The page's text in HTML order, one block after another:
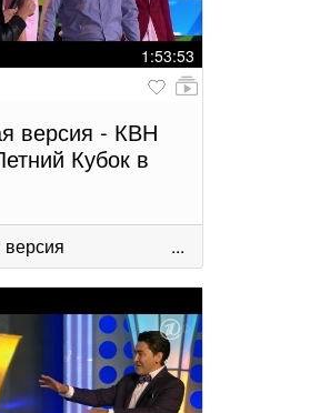
1:53:53
версия - КВН
Кубок в
...